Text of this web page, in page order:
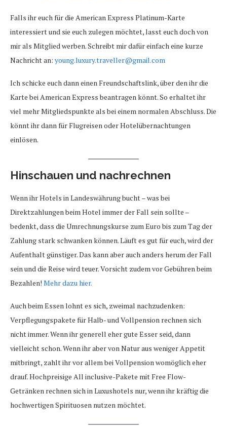
Falls ihr euch für die American Express Platinum-Karte
interessiert und sie euch zulegen möchtet, lasst euch doch von
mir als Mitglied werben. Schreibt mir dafür einfach eine kurze
Nachricht an: young.luxury.traveller@gmail.com
Ich schicke euch dann einen Freundschaftslink, über den ihr die
Karte bei American Express beantragen könnt. So erhaltet ihr
viel mehr Mitgliedspunkte als bei einem normalen Abschluss. Die
könnt ihr dann für Flugreisen oder Hotelübernachtungen
einlösen.
Hinschauen und nachrechnen
Wenn ihr Hotels in Landeswährung bucht – was bei
Direktzahlungen beim Hotel immer der Fall sein sollte –
bedenkt, dass die Umrechnungskurse zum Euro bis zum Tag der
Zahlung stark schwanken können. Läuft es gut für euch, wird der
Aufenthalt günstiger. Das kann aber auch anders herum der Fall
sein und die Reise wird teuer. Vorsicht zudem vor Gebühren beim
Bezahlen! Mehr dazu hier.
Auch beim Essen lohnt es sich, zweimal nachzudenken:
Verpflegungspakete für Halb- und Vollpension rechnen sich
nicht immer. Wenn ihr generell eher gute Esser seid, dann
vielleicht schon. Wenn ihr aber von Natur aus weniger Appetit
mitbringt, zahlt ihr vor allem bei Vollpension womöglich eher
drauf. Hochpreisige All inclusive-Pakete mit Free Flow-
Getränken rechnen sich in Luxushotels nur, wenn ihr kräftig die
hochwertigen Spirituosen nutzen möchtet.